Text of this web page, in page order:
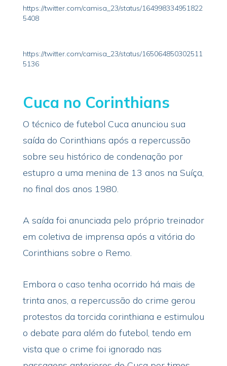
https://twitter.com/camisa_23/status/164998334951822
5408
https://twitter.com/camisa_23/status/165064850302511
5136
Cuca no Corinthians
O técnico de futebol Cuca anunciou sua
saída do Corinthians após a repercussão
sobre seu histórico de condenação por
estupro a uma menina de 13 anos na Suíça,
no final dos anos 1980.
A saída foi anunciada pelo próprio treinador
em coletiva de imprensa após a vitória do
Corinthians sobre o Remo.
Embora o caso tenha ocorrido há mais de
trinta anos, a repercussão do crime gerou
protestos da torcida corinthiana e estimulou
o debate para além do futebol, tendo em
vista que o crime foi ignorado nas